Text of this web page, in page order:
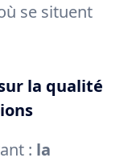
se situent
la qualité
: la